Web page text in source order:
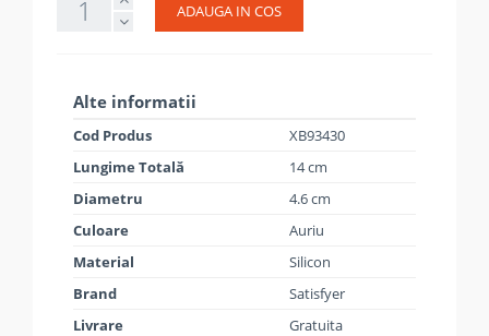
ADAUGA IN COS
Alte informatii
Cod Produs
XB93430
Lungime Totală
14 cm
Diametru
4.6 cm
Culoare
Auriu
Material
Silicon
Brand
Satisfyer
Livrare
Gratuita